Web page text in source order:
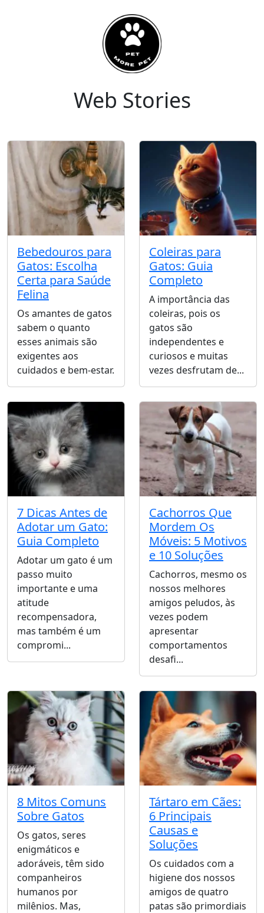
Web Stories
Bebedouros para
Gatos: Escolha
Certa para Saúde
Felina
Os amantes de gatos
sabem o quanto
esses animais são
exigentes aos
cuidados e bem-estar.
Coleiras para
Gatos: Guia
Completo
A importância das
coleiras, pois os
gatos são
independentes e
curiosos e muitas
vezes desfrutam de...
7 Dicas Antes de
Adotar um Gato:
Guia Completo
Adotar um gato é um
passo muito
importante e uma
atitude
recompensadora,
mas também é um
compromi...
Cachorros Que
Mordem Os
Móveis: 5 Motivos
e 10 Soluções
Cachorros, mesmo os
nossos melhores
amigos peludos, às
vezes podem
apresentar
comportamentos
desafi...
8 Mitos Comuns
Sobre Gatos
Os gatos, seres
enigmáticos e
adoráveis, têm sido
companheiros
humanos por
milênios. Mas,
Tártaro em Cães:
6 Principais
Causas e
Soluções
Os cuidados com a
higiene dos nossos
amigos de quatro
patas são primordiais